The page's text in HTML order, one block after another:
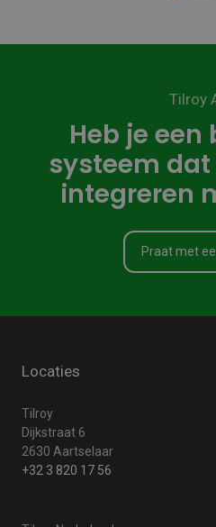
Tilroy
Heb je
systeem
integreren
Praat met
Locaties
Tilroy
Dijkstraat 6
2630 Aartselaar
+32 3 820 17 56